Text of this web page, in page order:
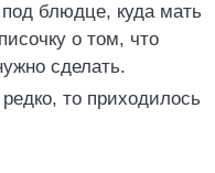
блюдце, куда мать
о том, что
сделать.
то приходилось